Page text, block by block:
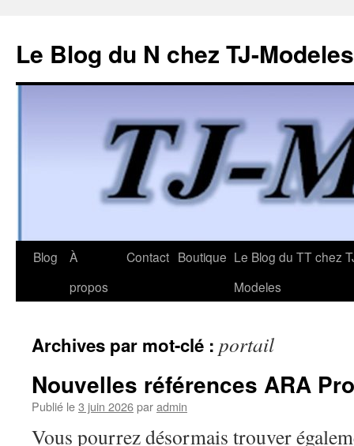
Le Blog du N chez TJ-Modeles
Aller
Blog
À
propos
Contact Boutique Le Blog du TT chez
Modeles
Archives par mot-clé : portail
Nouvelles références ARA
Publié le3 juin 2026paradmin
Vous pourrez désormais trouver